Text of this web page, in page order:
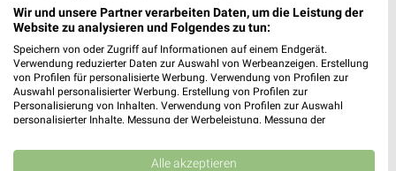
232,68 km
Kik Angebote in Hohenhameln
Hohenhameln, Deutschland
Wir und unsere Partner verarbeiten Daten, um die Leistung der
Website zu analysieren und Folgendes zu tun:
Speichern von oder Zugriff auf Informationen auf einem Endgerät.
Verwendung reduzierter Daten zur Auswahl von Werbeanzeigen. Erstellung
von Profilen für personalisierte Werbung. Verwendung von Profilen zur
Auswahl personalisierter Werbung. Erstellung von Profilen zur
Personalisierung von Inhalten. Verwendung von Profilen zur Auswahl
personalisierter Inhalte. Messung der Werbeleistung. Messung der
Kombinationen von Daten aus verschiedenen Quellen. Entwicklung und
Verbesserung der Angebote. Verwendung reduzierter Daten zur Auswahl
Alle akzeptieren